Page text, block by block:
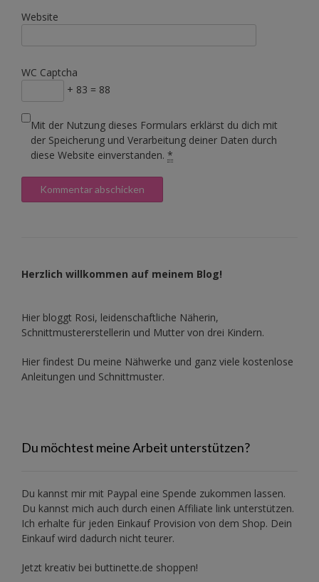
Website
WC Captcha
+ 83 = 88
Mit der Nutzung dieses Formulars erklärst du dich mit
der Speicherung und Verarbeitung deiner Daten durch
diese Website einverstanden. *
Herzlich willkommen auf meinem Blog!
Hier bloggt Rosi, leidenschaftliche Näherin,
Schnittmustererstellerin und Mutter von drei Kindern.
Hier findest Du meine Nähwerke und ganz viele kostenlose
Anleitungen und Schnittmuster.
Du möchtest meine Arbeit unterstützen?
Du kannst mir mit Paypal eine Spende zukommen lassen.
Du kannst mich auch durch einen Affiliate link unterstützen.
Ich erhalte für jeden Einkauf Provision von dem Shop. Dein
Einkauf wird dadurch nicht teurer.
Jetzt kreativ bei buttinette.de shoppen!